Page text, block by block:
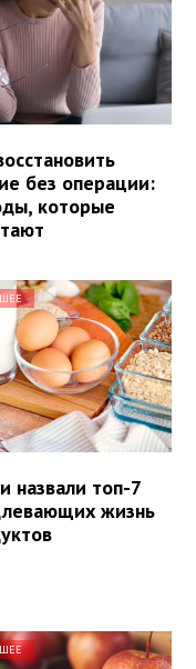
без операции:
которые
назвали топ-7
жизнь